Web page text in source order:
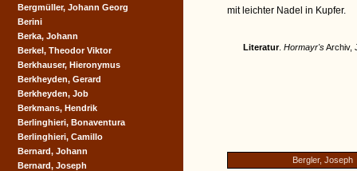
mit leichter Nadel in Kupfer.
Literatur. Hormayr'sArchiv,
Bergler, Joseph
Bergmüller, Johann Georg
Berini
Berka, Johann
Berkel, Theodor Viktor
Berkhauser, Hieronymus
Berkheyden, Gerard
Berkheyden, Job
Berkmans, Hendrik
Berlinghieri, Bonaventura
Berlinghieri, Camillo
Bernard, Johann
Bernard, Joseph